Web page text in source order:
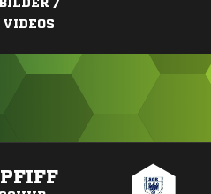
BILDER /
VIDEOS